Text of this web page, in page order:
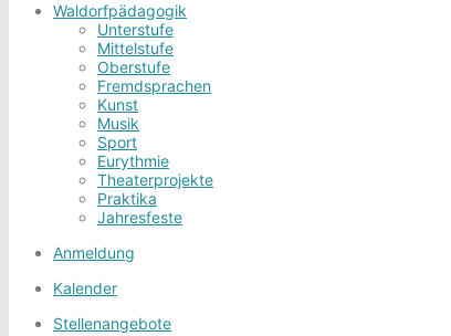
Waldorfpädagogik
Unterstufe
Mittelstufe
Oberstufe
Fremdsprachen
Kunst
Musik
Sport
Eurythmie
Theaterprojekte
Praktika
Jahresfeste
Anmeldung
Kalender
Stellenangebote